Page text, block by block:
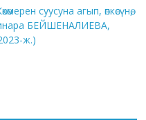
суусуна агып, өпкөсүнө,
(Динара БЕЙШЕНАЛИЕВА,
ж.)